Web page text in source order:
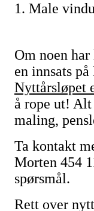
1. Male
Om noen
en innsats
Nyttårsløpet
å rope ut!
maling,
Ta kontakt
Morten 454
spørsmål.
Rett over